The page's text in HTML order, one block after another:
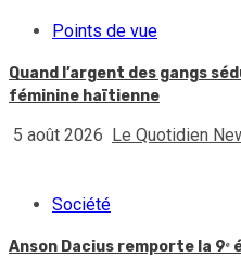
Points de vue
Quand l’argent des gangs
féminine haïtienne
5 août 2026 Le Quotidien
Société
Anson Dacius remporte la 9ᵉ